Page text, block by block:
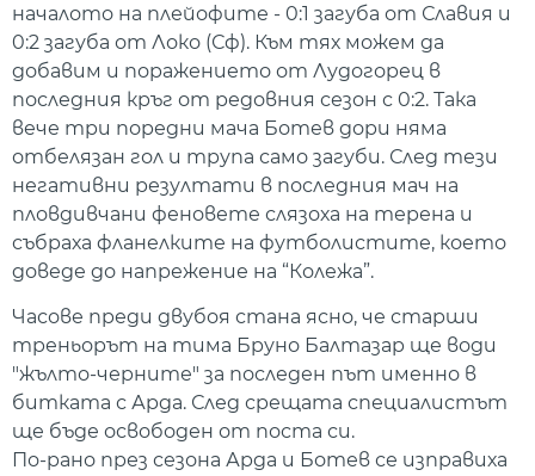
началото на плейофите - 0:1 загуба от Славия и
0:2 загуба от Локо (Сф). Към тях можем да
добавим и поражението от Лудогорец в
последния кръг от редовния сезон с 0:2. Така
вече три поредни мача Ботев дори няма
отбелязан гол и трупа само загуби. След тези
негативни резултати в последния мач на
пловдивчани феновете слязоха на терена и
събраха фланелките на футболистите, което
доведе до напрежение на “Колежа”.
Часове преди двубоя стана ясно, че старши
треньорът на тима Бруно Балтазар ще води
"жълто-черните" за последен път именно в
битката с Арда. След срещата специалистът
ще бъде освободен от поста си.
По-рано през сезона Арда и Ботев се изправиха